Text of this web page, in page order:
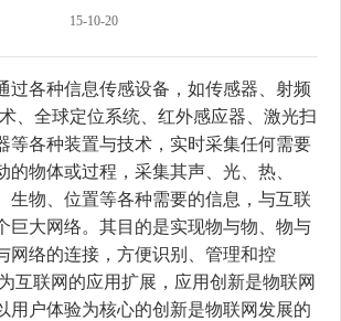
15-10-20
各种信息传感设备，如传感器、射频
、全球定位系统、红外感应器、激光扫
等各种装置与技术，实时采集任何需要
的物体或过程，采集其声、光、热、
生物、位置等各种需要的信息，与互联
巨大网络。其目的是实现物与物、物与
网络的连接，方便识别、管理和控
互联网的应用扩展，应用创新是物联网
用户体验为核心的创新是物联网发展的